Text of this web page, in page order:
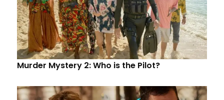
Murder Mystery 2: Who is the Pilot?